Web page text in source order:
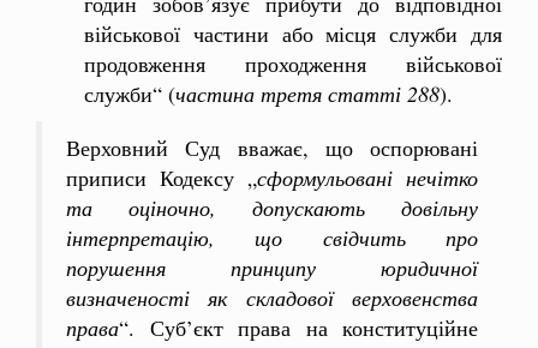
військової частини або місця служби для
продовження проходження військової
служби“ (частина третя статті 288).
Верховний Суд вважає, що оспорювані
приписи Кодексу „сформульовані нечітко
та оціночно, допускають довільну
інтерпретацію, що свідчить про
порушення принципу юридичної
визначеності як складової верховенства
права“. Суб’єкт права на конституційне